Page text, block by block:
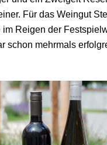
Für das Weingut
Reigen der
schon mehrmals